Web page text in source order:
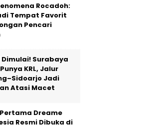
Rocadoh:
Tempat Favorit
Pencari
Dimulai! Surabaya
KRL, Jalur
Jadi
Atasi Macet
Dreame
Resmi Dibuka di